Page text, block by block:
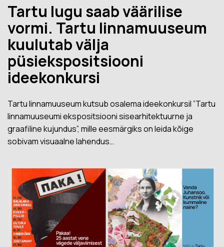
Tartu lugu saab väärilise
vormi. Tartu linnamuuseum
kuulutab välja
püsiekspositsiooni
ideekonkursi
Tartu linnamuuseum kutsub osalema ideekonkursil ”Tartu
linnamuuseumi ekspositsiooni sisearhitektuurne ja
graafiline kujundus”, mille eesmärgiks on leida kõige
sobivam visuaalne lahendus…